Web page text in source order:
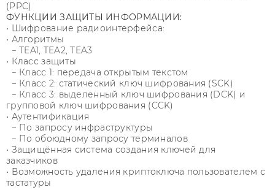
(PPC)
ФУНКЦИИ ЗАЩИТЫ ИНФОРМАЦИИ:
• Шифрование радиоинтерфейса:
• Алгоритмы
− TEA1, TEA2, TEA3
• Класс защиты
− Класс 1: передача открытым текстом
− Класс 2: статический ключ шифрования (SCK)
− Класс 3: выделенный ключ шифрования (DCK) и
групповой ключ шифрования (CCK)
• Аутентификация
− По запросу инфраструктуры
− По обоюдному запросу терминалов
• Защищённая система создания ключей для
заказчиков
• Возможность удаления криптоключа пользователем с
тастатуры